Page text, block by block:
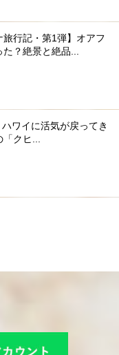
旅行記・第1弾】オアフ
？絶景と絶品...
ハワイに活気が戻ってき
クヒ...